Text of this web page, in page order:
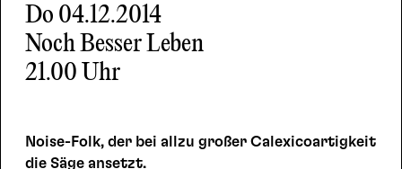
Do 04.12.2014
Noch Besser Leben
21.00 Uhr
Noise-Folk, der bei allzu großer Calexicoartigkeit
die Säge ansetzt.